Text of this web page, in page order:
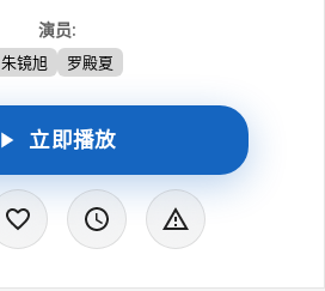
演员:
朱镜旭 罗殿夏
立即播放